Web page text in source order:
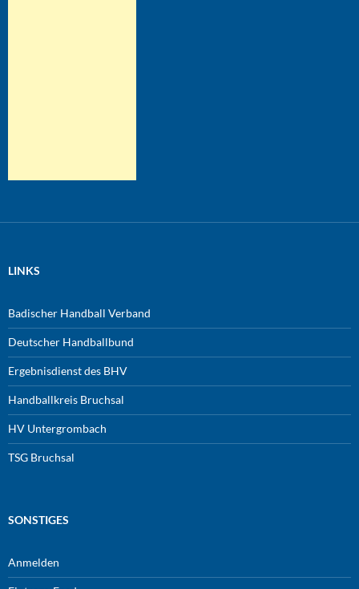
LINKS
Badischer Handball Verband
Deutscher Handballbund
Ergebnisdienst des BHV
Handballkreis Bruchsal
HV Untergrombach
TSG Bruchsal
SONSTIGES
Anmelden